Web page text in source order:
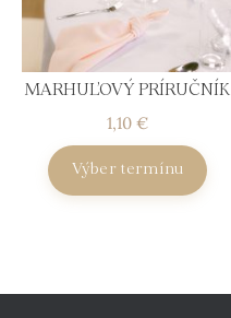
MARHUĽOVÝ PRÍRUČNÍK
1,10 €
Výber termínu